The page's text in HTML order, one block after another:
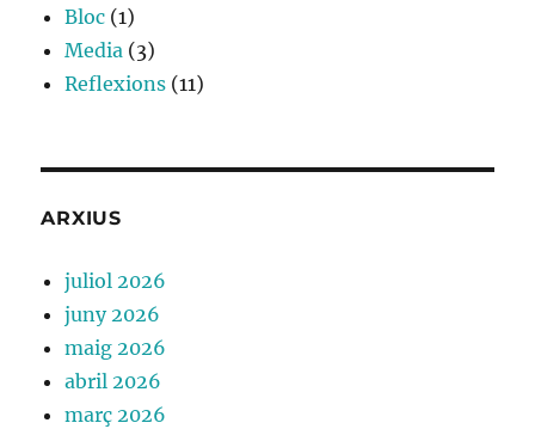
Bloc (1)
Media (3)
Reflexions (11)
ARXIUS
juliol 2026
juny 2026
maig 2026
abril 2026
març 2026